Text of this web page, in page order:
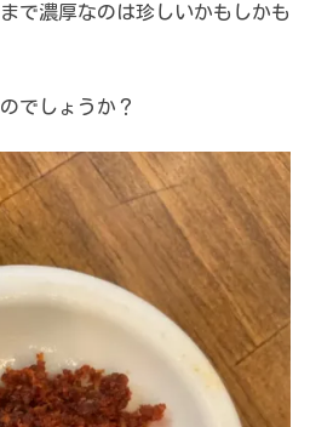
で濃厚なのは珍しいかもしかも
でしょうか？